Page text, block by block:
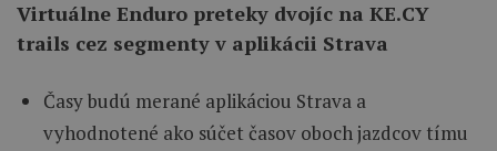
Virtuálne Enduro preteky dvojíc na KE.CY
trails cez segmenty v aplikácii Strava
Časy budú merané aplikáciou Strava a
vyhodnotené ako súčet časov oboch jazdcov tímu